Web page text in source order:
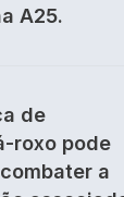
A25.
de
roxo pode
a